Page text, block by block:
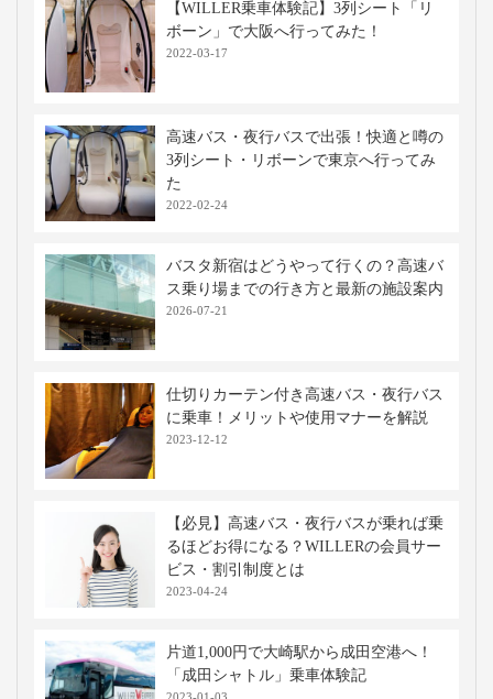
【WILLER乗車体験記】3列シート「リ
ボーン」で大阪へ行ってみた！
2022-03-17
高速バス・夜行バスで出張！快適と噂の
3列シート・リボーンで東京へ行ってみ
た
2022-02-24
バスタ新宿はどうやって行くの？高速バ
ス乗り場までの行き方と最新の施設案内
2026-07-21
仕切りカーテン付き高速バス・夜行バス
に乗車！メリットや使用マナーを解説
2023-12-12
【必見】高速バス・夜行バスが乗れば乗
るほどお得になる？WILLERの会員サー
ビス・割引制度とは
2023-04-24
片道1,000円で大崎駅から成田空港へ！
「成田シャトル」乗車体験記